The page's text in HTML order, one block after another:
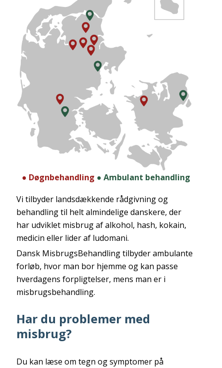
● Døgnbehandling ● Ambulant behandling
Vi tilbyder landsdækkende rådgivning og
behandling til helt almindelige danskere, der
har udviklet misbrug af alkohol, hash, kokain,
medicin eller lider af ludomani.
Dansk MisbrugsBehandling tilbyder ambulante
forløb, hvor man bor hjemme og kan passe
hverdagens forpligtelser, mens man er i
misbrugsbehandling.
Har du problemer med
misbrug?
Du kan læse om tegn og symptomer på